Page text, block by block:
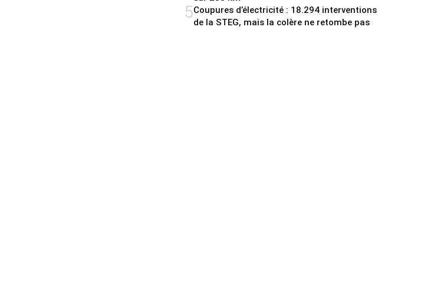
5Coupures d’électricité : 18.294 interventions
de la STEG, mais la colère ne retombe pas